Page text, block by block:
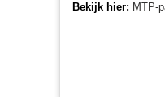
Bekijk hier: MTP-